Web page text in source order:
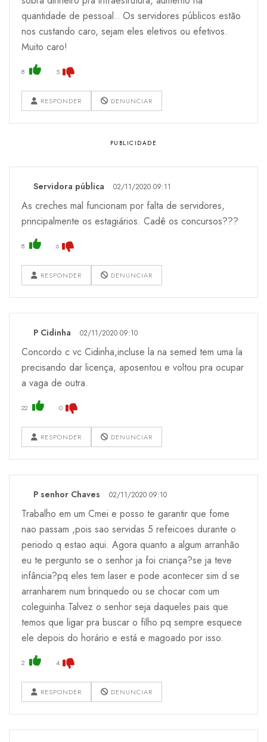
quantidade de pessoal.. Os servidores públicos estão
nos custando caro, sejam eles eletivos ou efetivos.
Muito caro!
8 5
RESPONDER DENUNCIAR
Servidora pública 02/11/2020 09:11
As creches mal funcionam por falta de servidores,
principalmente os estagiários. Cadê os concursos???
8 6
RESPONDER DENUNCIAR
P Cidinha 02/11/2020 09:10
Concordo c vc Cidinha,incluse la na semed tem uma la
precisando dar licença, aposentou e voltou pra ocupar
a vaga de outra.
22 0
RESPONDER DENUNCIAR
P senhor Chaves 02/11/2020 09:10
Trabalho em um Cmei e posso te garantir que fome
nao passam ,pois sao servidas 5 refeicoes durante o
periodo q estao aqui. Agora quanto a algum arranhão
eu te pergunto se o senhor ja foi criança?se ja teve
infância?pq eles tem laser e pode acontecer sim d se
arranharem num brinquedo ou se chocar com um
coleguinha.Talvez o senhor seja daqueles pais que
temos que ligar pra buscar o filho pq sempre esquece
ele depois do horário e está e magoado por isso.
2 4
RESPONDER DENUNCIAR